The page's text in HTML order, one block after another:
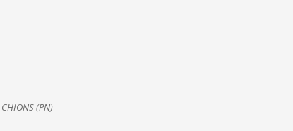
(PN)